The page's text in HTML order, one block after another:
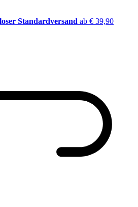
Standardversand ab € 39,90